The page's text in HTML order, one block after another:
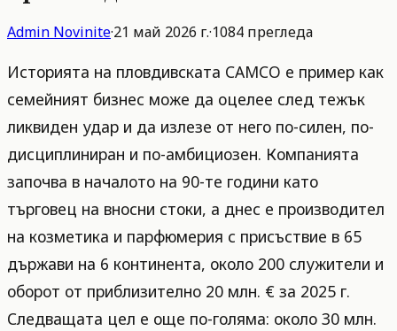
Admin Novinite·21 май 2026 г.·1084 прегледа
Историята на пловдивската CAMCO е пример как
семейният бизнес може да оцелее след тежък
ликвиден удар и да излезе от него по-силен, по-
дисциплиниран и по-амбициозен. Компанията
започва в началото на 90-те години като
търговец на вносни стоки, а днес е производител
на козметика и парфюмерия с присъствие в 65
държави на 6 континента, около 200 служители и
оборот от приблизително 20 млн. € за 2025 г.
Следващата цел е още по-голяма: около 30 млн.